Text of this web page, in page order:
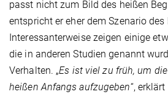
passt nicht zum Bild des heißen
entspricht er eher dem Szenario
Interessanterweise zeigen einige
die in anderen Studien genannt
Verhalten. „Es ist viel zu früh, um
heißen Anfangs aufzugeben“,